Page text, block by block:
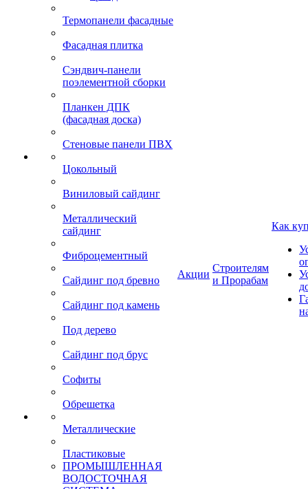
Термопанели фасадные
Фасадная плитка
Сэндвич-панели
поэлементной сборки
Планкен ДПК
(фасадная доска)
Стеновые панели ПВХ
Цокольный
Виниловый сайдинг
Металлический
сайдинг
Фиброцементный
Сайдинг под бревно
Сайдинг под камень
Под дерево
Сайдинг под брус
Софиты
Обрешетка
Металлические
Пластиковые
ПРОМЫШЛЕННАЯ
ВОДОСТОЧНАЯ
Акции
Строителям
и Прорабам
Как